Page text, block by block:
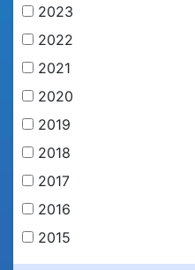
2023
2022
2021
2020
2019
2018
2017
2016
2015